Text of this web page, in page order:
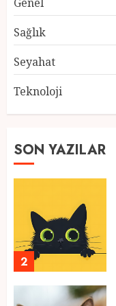
Sağlık
Seyahat
Teknoloji
SON YAZILAR
5
1
2